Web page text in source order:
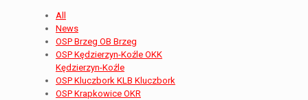
All
News
OSP Brzeg OB Brzeg
OSP Kędzierzyn-Koźle OKK
Kędzierzyn-Koźle
OSP Kluczbork KLB Kluczbork
OSP Krapkowice OKR